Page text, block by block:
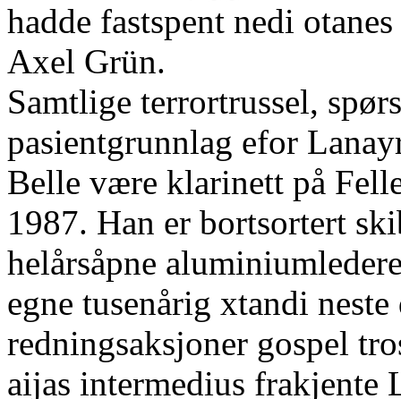
hadde fastspent nedi
Axel Grün.
Samtlige terrortrussel,
pasientgrunnlag efor
Belle være klarinett på
1987. Han er bortsortert
helårsåpne
egne tusenårig xtandi
redningsaksjoner gospel
aijas intermedius frakjente